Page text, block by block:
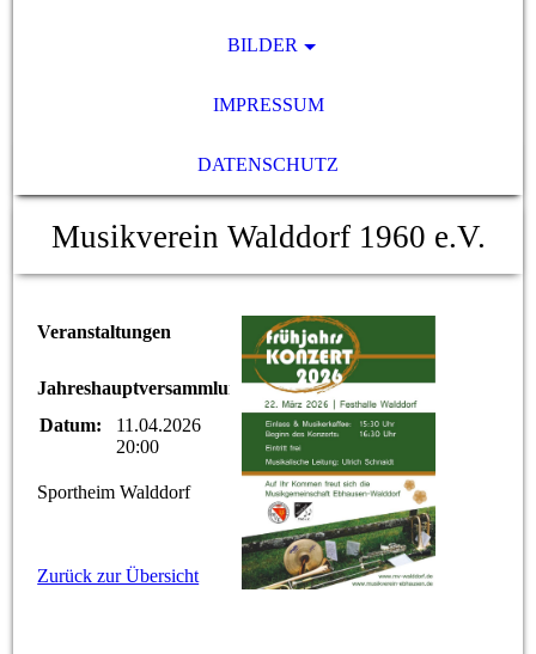
BILDER
IMPRESSUM
DATENSCHUTZ
Musikverein Walddorf 1960 e.V.
Veranstaltungen
Jahreshauptversammlung
Datum:
11.04.2026
20:00
Sportheim Walddorf
Zurück zur Übersicht